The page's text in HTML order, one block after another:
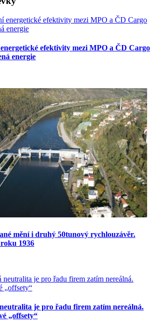
efektivity mezi MPO a ČD Cargo
energie
mění i druhý 50tunový rychlouzávěr.
1936
je pro řadu firem zatím nereálná.
„offsety“